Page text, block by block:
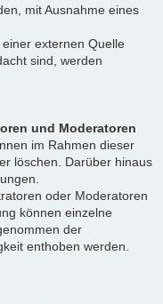
mit Ausnahme eines
externen Quelle
sind, werden
und Moderatoren
im Rahmen dieser
löschen. Darüber hinaus
oder Moderatoren
können einzelne
der
enthoben werden.